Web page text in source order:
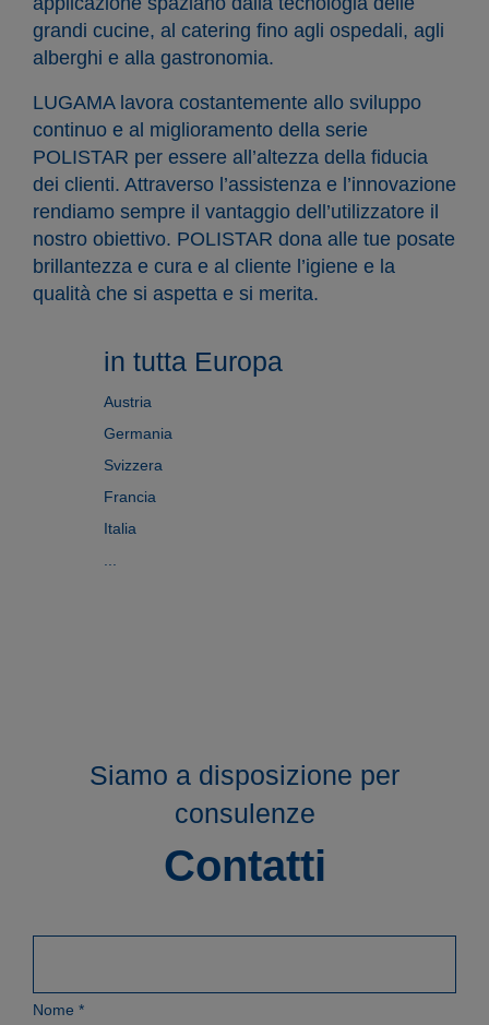
grandi cucine, al catering fino agli ospedali, agli
alberghi e alla gastronomia.
LUGAMA lavora costantemente allo sviluppo
continuo e al miglioramento della serie
POLISTAR per essere all’altezza della fiducia
dei clienti. Attraverso l’assistenza e l’innovazione
rendiamo sempre il vantaggio dell’utilizzatore il
nostro obiettivo. POLISTAR dona alle tue posate
brillantezza e cura e al cliente l’igiene e la
qualità che si aspetta e si merita.
in tutta Europa
Austria
Germania
Svizzera
Francia
Italia
Siamo a disposizione per
consulenze
Contatti
Nome *